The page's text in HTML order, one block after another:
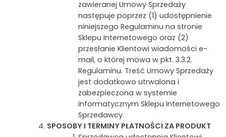
zawieranej Umowy Sprzedaży
następuje poprzez (1) udostępnienie
niniejszego Regulaminu na stronie
Sklepu Internetowego oraz (2)
przesłanie Klientowi wiadomości e-
mail, o której mowa w pkt. 3.3.2.
Regulaminu. Treść Umowy Sprzedaży
jest dodatkowo utrwalona i
zabezpieczona w systemie
informatycznym Sklepu Internetowego
Sprzedawcy.
SPOSOBY I TERMINY PŁATNOŚCI ZA PRODUKT